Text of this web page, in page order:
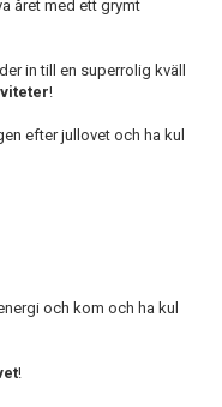
året med ett grymt
in till en superrolig kväll
!
efter jullovet och ha kul
och kom och ha kul
!